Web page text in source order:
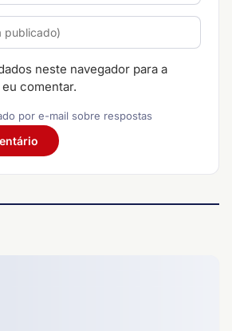
neste navegador para a
comentar.
por e-mail sobre respostas